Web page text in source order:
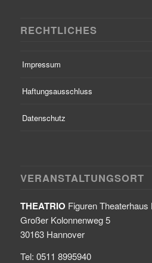
RECHTLICHES
Impressum
Haftungsausschluss
Datenschutz
VERANSTALTUNGSORT
THEATRIO Figuren Theaterhaus
Großer Kolonnenweg 5
30163 Hannover
Tel: 0511 8995940